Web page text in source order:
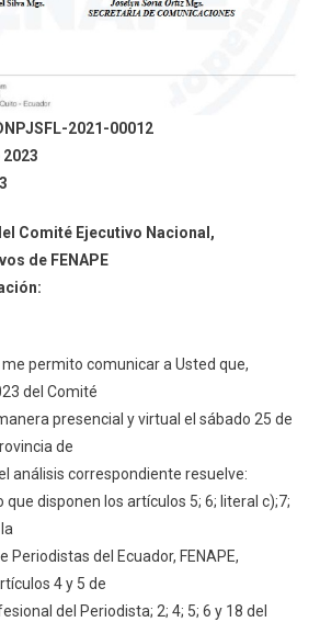
2021-00012
Comité Ejecutivo Nacional,
de FENAPE
permito comunicar a Usted que,
del Comité
presencial y virtual el sábado 25 de
de
análisis correspondiente resuelve:
que disponen los artículos 5; 6; literal c);7;
Periodistas del Ecuador, FENAPE,
4 y 5 de
del Periodista; 2; 4; 5; 6 y 18 del